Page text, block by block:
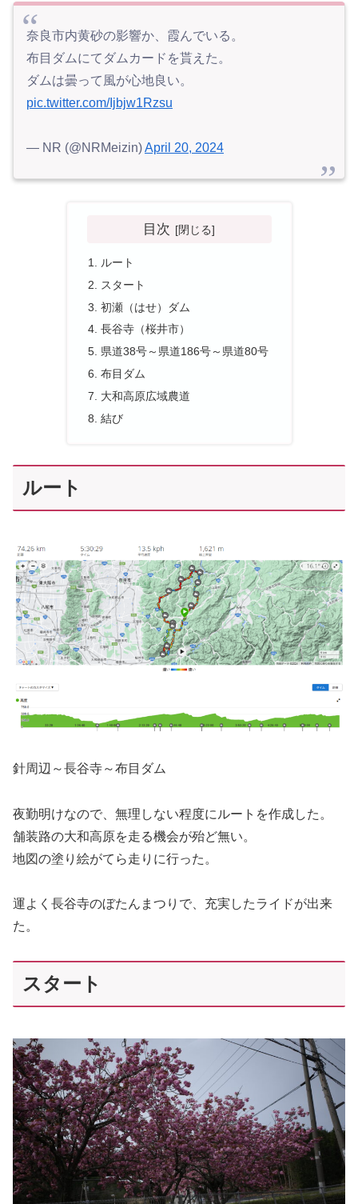
奈良市内黄砂の影響か、霞んでいる。
布目ダムにてダムカードを貰えた。
ダムは曇って風が心地良い。
pic.twitter.com/Ijbjw1Rzsu
— NR (@NRMeizin)April 20, 2024
目次
ルート
スタート
初瀬（はせ）ダム
長谷寺（桜井市）
県道38号～県道186号～県道80号
布目ダム
大和高原広域農道
結び
ルート
針周辺～長谷寺～布目ダム
夜勤明けなので、無理しない程度にルートを作成した。
舗装路の大和高原を走る機会が殆ど無い。
地図の塗り絵がてら走りに行った。
運よく長谷寺のぼたんまつりで、充実したライドが出来
た。
スタート